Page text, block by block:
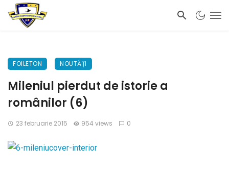
FOILETON NOUTĂȚI
Mileniul pierdut de istorie a
românilor (6)
23 februarie 2015 954 views 0